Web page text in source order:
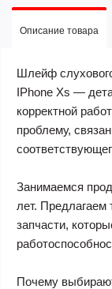
Описание товара
Шлейф
IPhone Xs —
корректной
проблему,
Занимаемся
лет. Предлагаем
запчасти,
Почему